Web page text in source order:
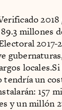
millones
2017-
tendría un
157
y un millón